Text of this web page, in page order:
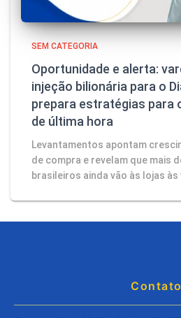
SEM CATEGORIA
Oportunidade e alerta:
injeção bilionária para o
prepara estratégias para
de última hora
Levantamentos apontam
de compra e revelam que mais
brasileiros ainda vão às lojas
Contato